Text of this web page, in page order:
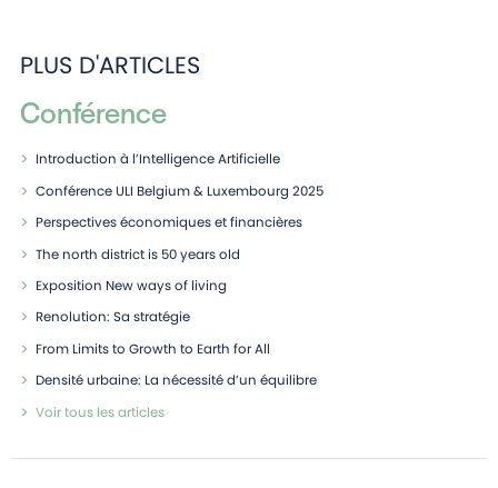
PLUS D'ARTICLES
Conférence
Introduction à l’Intelligence Artificielle
Conférence ULI Belgium & Luxembourg 2025
Perspectives économiques et financières
The north district is 50 years old
Exposition New ways of living
Renolution: Sa stratégie
From Limits to Growth to Earth for All
Densité urbaine: La nécessité d’un équilibre
Voir tous les articles